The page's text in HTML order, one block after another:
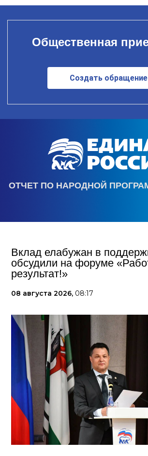
Общественная
Создать обращение
ОТЧЕТ ПО НАРОДНОЙ
Вклад елабужан в
обсудили на форуме
результат!»
08 августа 2026, 08:17